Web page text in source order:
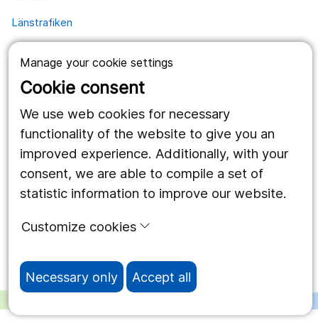
Manage your cookie settings
Cookie consent
We use web cookies for necessary
functionality of the website to give you an
improved experience. Additionally, with your
consent, we are able to compile a set of
statistic information to improve our website.
Customize cookies
Necessary only Accept all
Länstrafiken
Utveckling
Follow us
Facebook
portraitInstagram
LinkedIn